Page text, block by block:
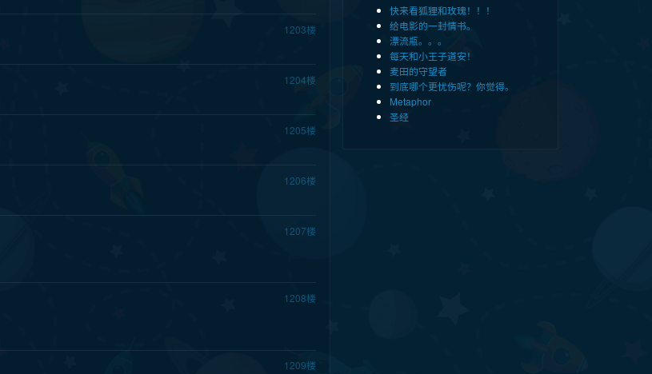
1203楼
1204楼
1205楼
1206楼
1207楼
1208楼
1209楼
快来看狐狸和玫瑰！！！
给电影的一封情书。
漂流瓶。。。
每天和小王子道安！
麦田的守望者
到底哪个更忧伤呢？你觉得。
Metaphor
圣经